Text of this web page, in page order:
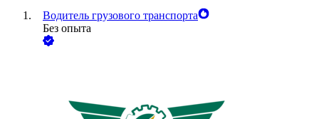
Водитель грузового транспорта
Без опыта